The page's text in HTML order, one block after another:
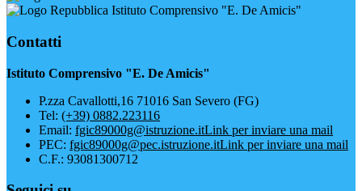
Istituto Comprensivo "E. De Amicis"
Contatti
Istituto Comprensivo "E. De Amicis"
P.zza Cavallotti,16 71016 San Severo (FG)
Tel: (+39) 0882.223116
Email: fgic89000g@istruzione.itLink per inviare una mail
PEC: fgic89000g@pec.istruzione.itLink per inviare una mail
C.F.: 93081300712